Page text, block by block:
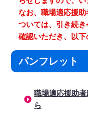
なお、職場適応援
ついては、引き続
確認いただき、以下
パンフレット
職場適応援助
ら